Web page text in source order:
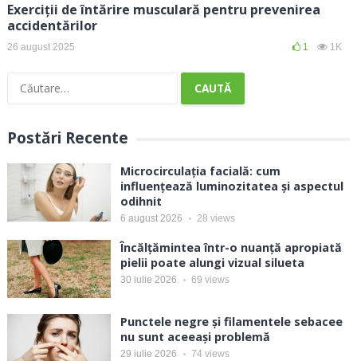
Exerciții de întărire musculară pentru prevenirea
accidentărilor
26 august 2025 1 1K
Caută
Postări Recente
Microcirculația facială: cum
influențează luminozitatea și aspectul
odihnit
6 august 2026 28 views
Încălțămintea într-o nuanță apropiată
pielii poate alungi vizual silueta
30 iulie 2026 69 views
Punctele negre și filamentele sebacee
nu sunt aceeași problemă
29 iulie 2026 74 views